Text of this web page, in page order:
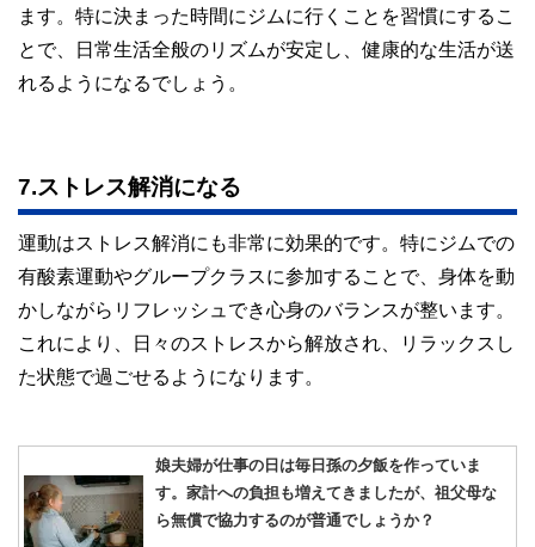
ます。特に決まった時間にジムに行くことを習慣にするこ
とで、日常生活全般のリズムが安定し、健康的な生活が送
れるようになるでしょう。
7.ストレス解消になる
運動はストレス解消にも非常に効果的です。特にジムでの
有酸素運動やグループクラスに参加することで、身体を動
かしながらリフレッシュでき心身のバランスが整います。
これにより、日々のストレスから解放され、リラックスし
た状態で過ごせるようになります。
娘夫婦が仕事の日は毎日孫の夕飯を作っていま
す。家計への負担も増えてきましたが、祖父母な
ら無償で協力するのが普通でしょうか？